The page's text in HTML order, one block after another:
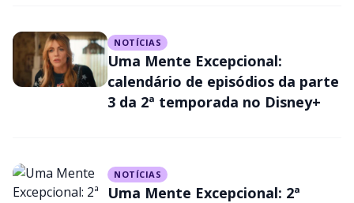
NOTÍCIAS
Uma Mente Excepcional:
calendário de episódios da parte
3 da 2ª temporada no Disney+
NOTÍCIAS
Uma Mente Excepcional: 2ª